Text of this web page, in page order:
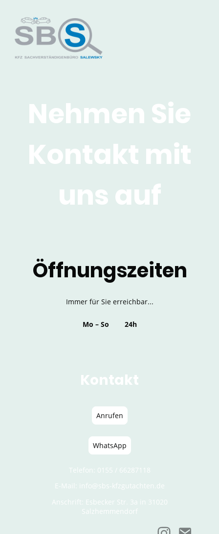
Nehmen Sie
Kontakt mit
uns auf
Öffnungszeiten
Immer für Sie erreichbar...
Mo – So 24h
Kontakt
Anrufen
WhatsApp
Telefon: 0155 / 66287118
E-Mail: info@sbs-kfzgutachten.de
Anschrift: Esbecker Str. 3a in 31020
Salzhemmendorf